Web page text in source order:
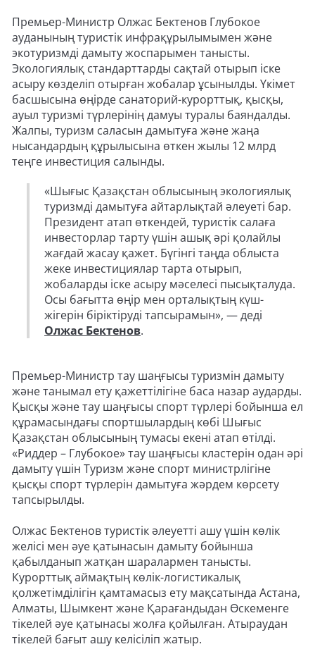
Премьер-Министр Олжас Бектенов Глубокое
ауданының туристік инфрақұрылымымен және
экотуризмді дамыту жоспарымен танысты.
Экологиялық стандарттарды сақтай отырып іске
асыру көзделіп отырған жобалар ұсынылды. Үкімет
басшысына өңірде санаторий-курорттық, қысқы,
ауыл туризмі түрлерінің дамуы туралы баяндалды.
Жалпы, туризм саласын дамытуға және жаңа
нысандардың құрылысына өткен жылы 12 млрд
теңге инвестиция салынды.
«Шығыс Қазақстан облысының экологиялық
туризмді дамытуға айтарлықтай әлеуеті бар.
Президент атап өткендей, туристік салаға
инвесторлар тарту үшін ашық әрі қолайлы
жағдай жасау қажет. Бүгінгі таңда облыста
жеке инвестициялар тарта отырып,
жобаларды іске асыру мәселесі пысықталуда.
Осы бағытта өңір мен орталықтың күш-
жігерін біріктіруді тапсырамын», — деді
Олжас Бектенов.
Премьер-Министр тау шаңғысы туризмін дамыту
және танымал ету қажеттілігіне баса назар аударды.
Қысқы және тау шаңғысы спорт түрлері бойынша ел
құрамасындағы спортшылардың көбі Шығыс
Қазақстан облысының тумасы екені атап өтілді.
«Риддер – Глубокое» тау шаңғысы кластерін одан әрі
дамыту үшін Туризм және спорт министрлігіне
қысқы спорт түрлерін дамытуға жәрдем көрсету
тапсырылды.
Олжас Бектенов туристік әлеуетті ашу үшін көлік
желісі мен әуе қатынасын дамыту бойынша
қабылданып жатқан шаралармен танысты.
Курорттық аймақтың көлік-логистикалық
қолжетімділігін қамтамасыз ету мақсатында Астана,
Алматы, Шымкент және Қарағандыдан Өскеменге
тікелей әуе қатынасы жолға қойылған. Атыраудан
тікелей бағыт ашу келісіліп жатыр.